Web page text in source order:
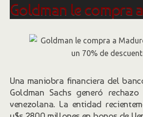
Goldman le compra
bonos con un 70% de
descuento
La oposición acusó a
estadounidense de
de Nicolás Maduro, que
Una maniobra financiera del
Goldman Sachs generó
venezolana. La entidad